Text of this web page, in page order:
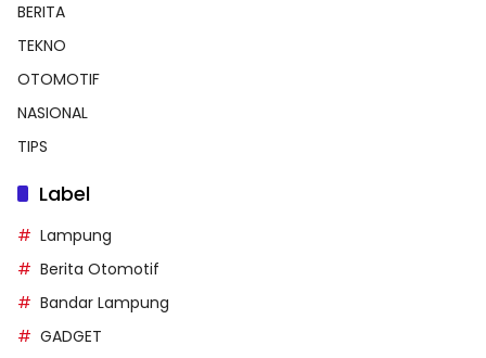
BERITA
TEKNO
OTOMOTIF
NASIONAL
TIPS
Label
Lampung
Berita Otomotif
Bandar Lampung
GADGET